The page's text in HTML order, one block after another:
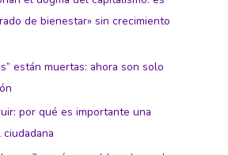
de bienestar» sin crecimiento
están muertas: ahora son solo
por qué es importante una